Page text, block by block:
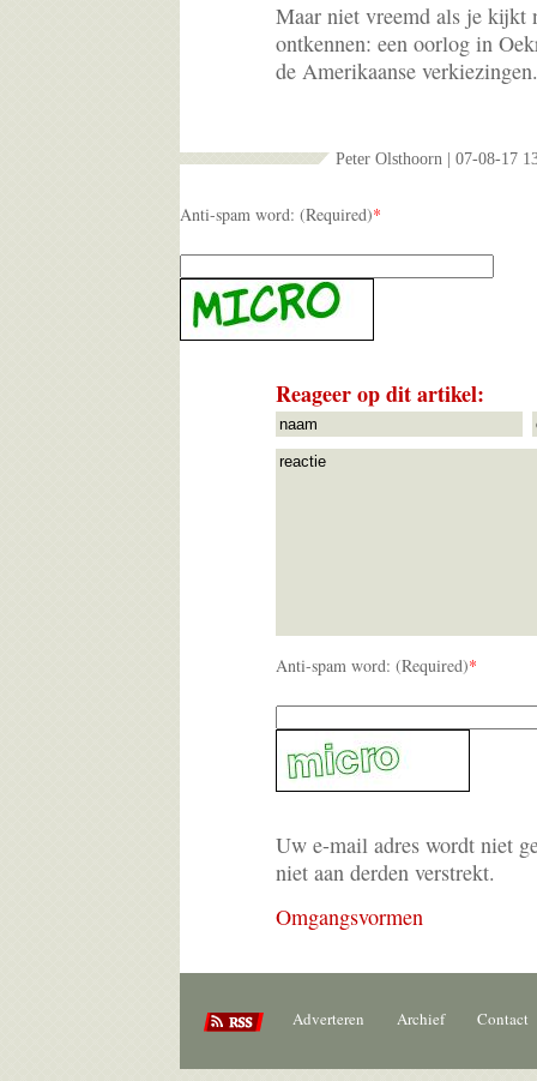
Maar niet vreemd als je kijkt
ontkennen: een oorlog in
de Amerikaanse
Peter Olsthoorn | 07-08-17
Anti-spam word: (Required)*
Reageer op dit artikel:
Anti-spam word: (Required)*
Uw e-mail adres wordt niet
niet aan derden verstrekt.
Omgangsvormen
Adverteren Archief Contact